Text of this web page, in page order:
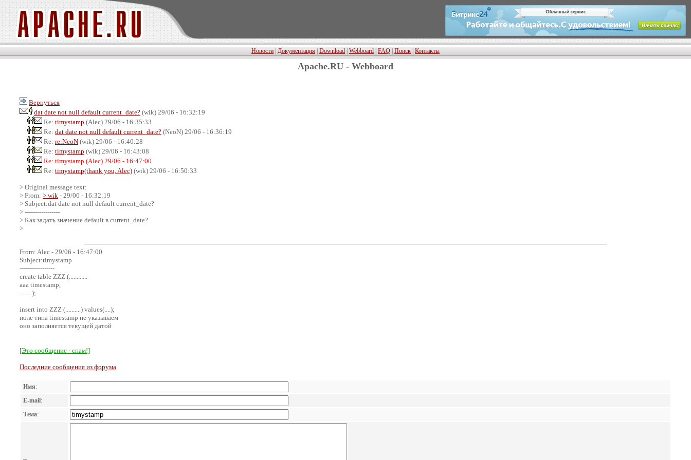
Новости Документация Download Webboard FAQ Поиск Контакты
Apache.RU - Webboard
Вернуться
dat date not null default current_date? (wik) 29/06 - 16:32:19
Re: timуstamp (Alec) 29/06 - 16:35:33
Re: dat date not null default current_date? (NeoN) 29/06 - 16:36:19
Re: re:NeoN (wik) 29/06 - 16:40:28
Re: timуstamp (wik) 29/06 - 16:43:08
Re: timуstamp (Alec) 29/06 - 16:47:00
Re: timуstamp(thank you, Alec) (wik) 29/06 - 16:50:33
> Original message text:
> From: > wik - 29/06 - 16:32:19
> Subject:dat date not null default current_date?
> -----------------
> Как задать значение default в current_date?
>
From: Alec - 29/06 - 16:47:00
Subject:timуstamp
-----------------
create table ZZZ (............
aaa timestamp,
........);
insert into ZZZ (..........) values(....);
поле типа timestamp не указываем
оно заполняется текущей датой
[Это сообщение - спам!]
Последние сообщения из форума
Имя:
E-mail:
Тема: